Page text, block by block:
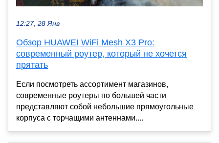
12:27, 28 Янв
Обзор HUAWEI WiFi Mesh X3 Pro:
современный роутер, который не хочется
прятать
Если посмотреть ассортимент магазинов,
современные роутеры по большей части
представляют собой небольшие прямоугольные
корпуса с торчащими антеннами....